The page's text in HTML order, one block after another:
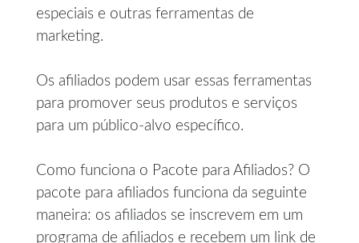
especiais e outras ferramentas de
marketing.
Os afiliados podem usar essas ferramentas
para promover seus produtos e serviços
para um público-alvo específico.
Como funciona o Pacote para Afiliados? O
pacote para afiliados funciona da seguinte
maneira: os afiliados se inscrevem em um
programa de afiliados e recebem um link de